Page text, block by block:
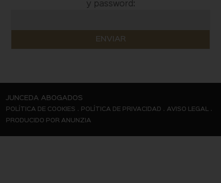
y password:
JUNCEDA ABOGADOS
POLÍTICA DE COOKIES . POLÍTICA DE PRIVACIDAD . AVISO LEGAL .
PRODUCIDO POR ANUNZIA